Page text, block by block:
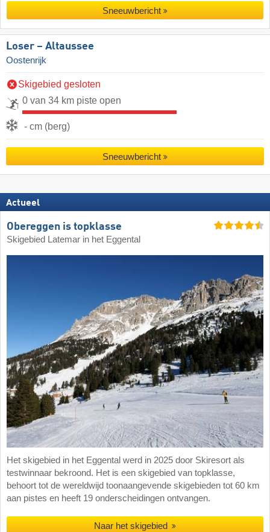
Sneeuwbericht
Loser – Altaussee
Oostenrijk
Skigebied gesloten
0 van 34 km piste open
- cm (berg)
Sneeuwbericht
Actueel
Obereggen is topklasse
Skigebied Latemar in het Eggental
Het skigebied in het Eggental werd in 2025 door Skiresort als
testwinnaar bekroond. Het is een skigebied van topklasse,
behoort tot de wereldwijd toonaangevende skigebieden tot 60 km
aan pistes en heeft 19 onderscheidingen ontvangen.
Naar het skigebied